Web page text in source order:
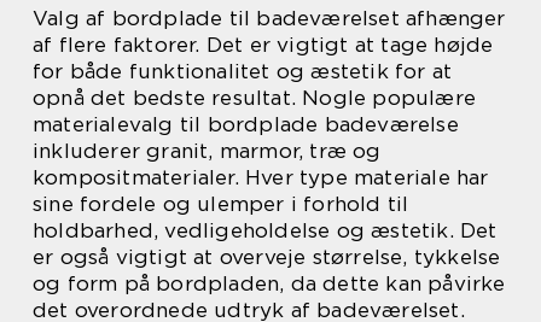
Valg af bordplade til badeværelset afhænger
af flere faktorer. Det er vigtigt at tage højde
for både funktionalitet og æstetik for at
opnå det bedste resultat. Nogle populære
materialevalg til bordplade badeværelse
inkluderer granit, marmor, træ og
kompositmaterialer. Hver type materiale har
sine fordele og ulemper i forhold til
holdbarhed, vedligeholdelse og æstetik. Det
er også vigtigt at overveje størrelse, tykkelse
og form på bordpladen, da dette kan påvirke
det overordnede udtryk af badeværelset.